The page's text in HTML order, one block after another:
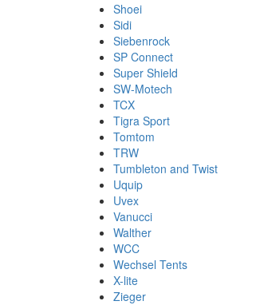
Shoei
Sidi
Siebenrock
SP Connect
Super Shield
SW-Motech
TCX
Tigra Sport
Tomtom
TRW
Tumbleton and Twist
Uquip
Uvex
Vanucci
Walther
WCC
Wechsel Tents
X-lite
Zieger